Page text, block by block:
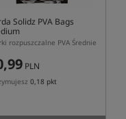
Solidz PVA Bags
rozpuszczalne PVA Średnie
PLN
0,18 pkt